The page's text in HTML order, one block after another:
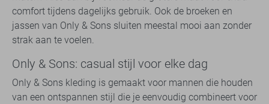
comfort tijdens dagelijks gebruik. Ook de broeken en
jassen van Only & Sons sluiten meestal mooi aan zonder
strak aan te voelen.
Only & Sons: casual stijl voor elke dag
Only & Sons kleding is gemaakt voor mannen die houden
van een ontspannen stijl die je eenvoudig combineert voor